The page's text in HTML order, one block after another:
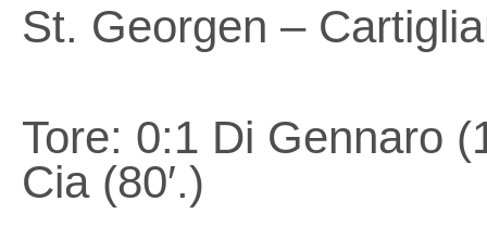
St. Georgen –
Tore: 0:1 Di Gennaro
Cia (80′.)